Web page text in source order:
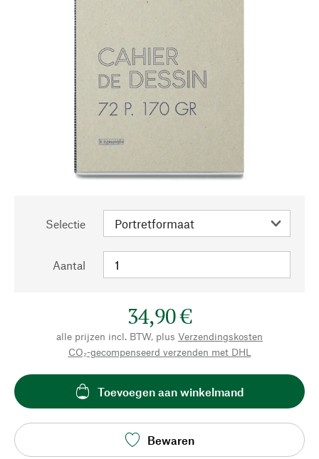
Selectie
Aantal
34,90 €
alle prijzen incl. BTW, plus Verzendingskosten
CO₂-gecompenseerd verzenden met DHL
Toevoegen aan winkelmand
Bewaren